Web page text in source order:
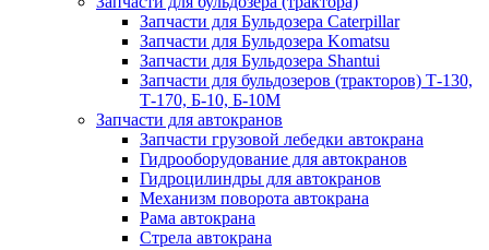
Запчасти для Бульдозера Caterpillar
Запчасти для Бульдозера Komatsu
Запчасти для Бульдозера Shantui
Запчасти для бульдозеров (тракторов) Т-130,
Т-170, Б-10, Б-10М
Запчасти для автокранов
Запчасти грузовой лебедки автокрана
Гидрооборудование для автокранов
Гидроцилиндры для автокранов
Механизм поворота автокрана
Рама автокрана
Стрела автокрана